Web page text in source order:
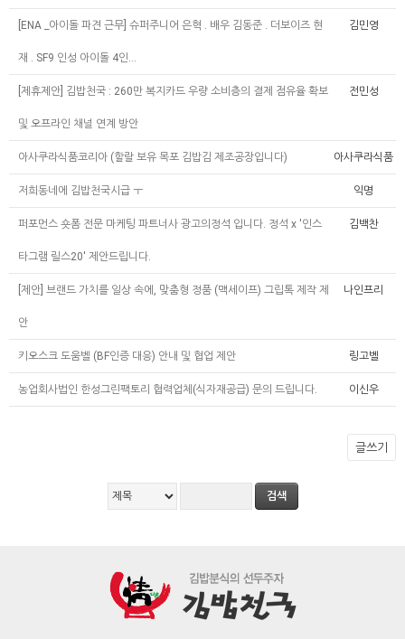
[ENA _아이돌 파견 근무] 슈퍼주니어 은혁 . 배우 김동준 . 더보이즈 현
재 . SF9 인성 아이돌 4인…
김민영
[제휴제안] 김밥천국 : 260만 복지카드 우량 소비층의 결제 점유율 확보
및 오프라인 채널 연계 방안
전민성
아사쿠라식품코리아 (할랄 보유 목포 김밥김 제조공장입니다) 아사쿠라식품
저희동네에 김밥천국시급 ㅜ 익명
퍼포먼스 숏폼 전문 마케팅 파트너사 광고의정석 입니다. 정석 x '인스
타그램 릴스20' 제안드립니다.
김백찬
[제안] 브랜드 가치를 일상 속에, 맞춤형 정품 (맥세이프) 그립톡 제작 제
안
나인프리
키오스크 도움벨 (BF인증 대응) 안내 및 협업 제안 링고벨
농업회사법인 한성그린팩토리 협력업체(식자재공급) 문의 드립니다. 이신우
글쓰기